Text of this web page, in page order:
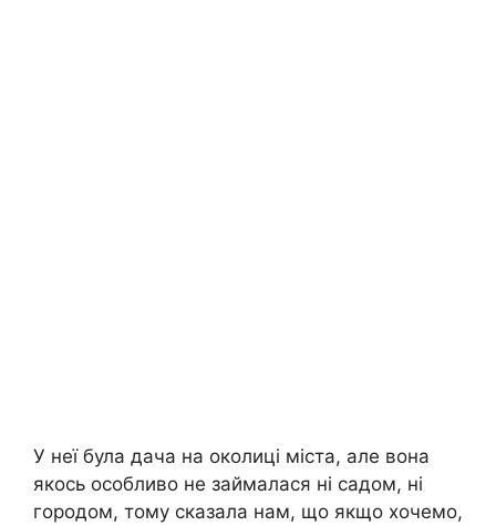
У неї була дача на околиці міста, але вона
якось особливо не займалася ні садом, ні
городом, тому сказала нам, що якщо хочемо,